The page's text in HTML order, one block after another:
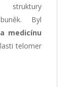
Byl
medicínu
telomer